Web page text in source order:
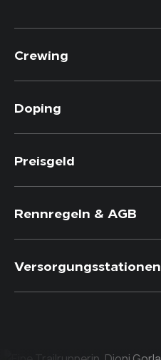
Crewing
Doping
Preisgeld
Rennregeln & AGB
Versorgungsstationen